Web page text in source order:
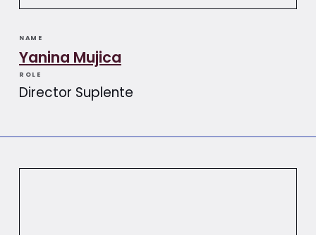
NAME
Yanina Mujica
ROLE
Director Suplente